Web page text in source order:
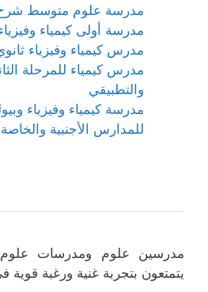
مدرسة علوم متوسط شرح
مدرسة أولى كيمياء
مدرس كيمياء وفيزياء
مدرس كيمياء للمرحلة
والتطبيقي
مدرسة كيمياء وفيزياء
للمدارس الأجنبية والخاصة
مدرسين علوم ومدرسات علوم
يتمتعون بتجربة غنية ورغبة قوية